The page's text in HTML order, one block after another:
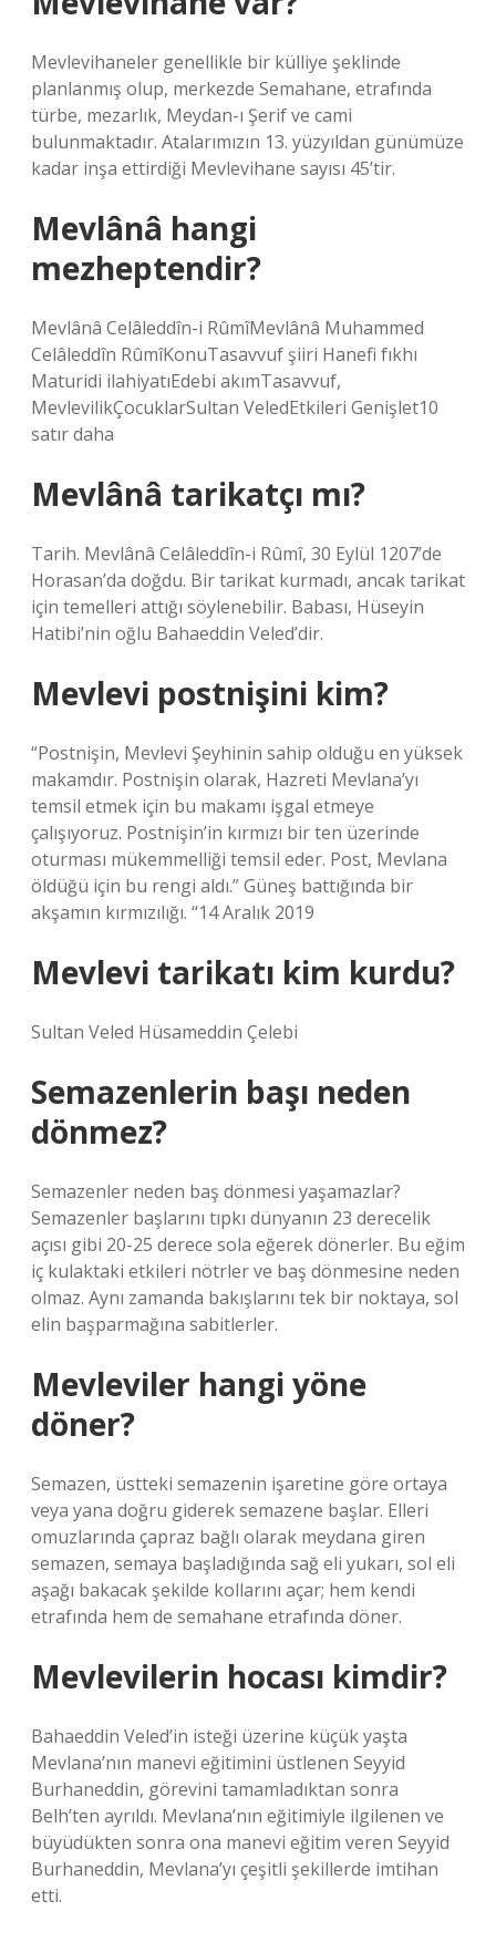
Mevlevihaneler genellikle bir külliye şeklinde
planlanmış olup, merkezde Semahane, etrafında
türbe, mezarlık, Meydan-ı Şerif ve cami
bulunmaktadır. Atalarımızın 13. yüzyıldan günümüze
kadar inşa ettirdiği Mevlevihane sayısı 45’tir.
Mevlânâ hangi
mezheptendir?
Mevlânâ Celâleddîn-i RûmîMevlânâ Muhammed
Celâleddîn RûmîKonuTasavvuf şiiri Hanefi fıkhı
Maturidi ilahiyatıEdebi akımTasavvuf,
MevlevilikÇocuklarSultan VeledEtkileri Genişlet10
satır daha
Mevlânâ tarikatçı mı?
Tarih. Mevlânâ Celâleddîn-i Rûmî, 30 Eylül 1207’de
Horasan’da doğdu. Bir tarikat kurmadı, ancak tarikat
için temelleri attığı söylenebilir. Babası, Hüseyin
Hatibi’nin oğlu Bahaeddin Veled’dir.
Mevlevi postnişini kim?
“Postnişin, Mevlevi Şeyhinin sahip olduğu en yüksek
makamdır. Postnişin olarak, Hazreti Mevlana’yı
temsil etmek için bu makamı işgal etmeye
çalışıyoruz. Postnişin’in kırmızı bir ten üzerinde
oturması mükemmelliği temsil eder. Post, Mevlana
öldüğü için bu rengi aldı.” Güneş battığında bir
akşamın kırmızılığı. “14 Aralık 2019
Mevlevi tarikatı kim kurdu?
Sultan Veled Hüsameddin Çelebi
Semazenlerin başı neden
dönmez?
Semazenler neden baş dönmesi yaşamazlar?
Semazenler başlarını tıpkı dünyanın 23 derecelik
açısı gibi 20-25 derece sola eğerek dönerler. Bu eğim
iç kulaktaki etkileri nötrler ve baş dönmesine neden
olmaz. Aynı zamanda bakışlarını tek bir noktaya, sol
elin başparmağına sabitlerler.
Mevleviler hangi yöne
döner?
Semazen, üstteki semazenin işaretine göre ortaya
veya yana doğru giderek semazene başlar. Elleri
omuzlarında çapraz bağlı olarak meydana giren
semazen, semaya başladığında sağ eli yukarı, sol eli
aşağı bakacak şekilde kollarını açar; hem kendi
etrafında hem de semahane etrafında döner.
Mevlevilerin hocası kimdir?
Bahaeddin Veled’in isteği üzerine küçük yaşta
Mevlana’nın manevi eğitimini üstlenen Seyyid
Burhaneddin, görevini tamamladıktan sonra
Belh’ten ayrıldı. Mevlana’nın eğitimiyle ilgilenen ve
büyüdükten sonra ona manevi eğitim veren Seyyid
Burhaneddin, Mevlana’yı çeşitli şekillerde imtihan
etti.